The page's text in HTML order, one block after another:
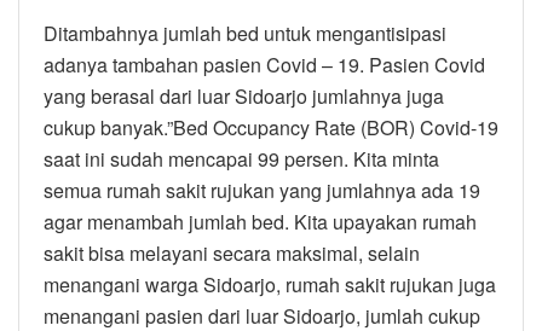
Ditambahnya jumlah bed untuk mengantisipasi
adanya tambahan pasien Covid – 19. Pasien Covid
yang berasal dari luar Sidoarjo jumlahnya juga
cukup banyak.”Bed Occupancy Rate (BOR) Covid-19
saat ini sudah mencapai 99 persen. Kita minta
semua rumah sakit rujukan yang jumlahnya ada 19
agar menambah jumlah bed. Kita upayakan rumah
sakit bisa melayani secara maksimal, selain
menangani warga Sidoarjo, rumah sakit rujukan juga
menangani pasien dari luar Sidoarjo, jumlah cukup